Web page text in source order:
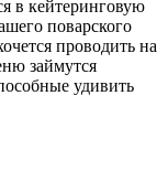
в кейтеринговую
поварского
проводить на
займутся
удивить